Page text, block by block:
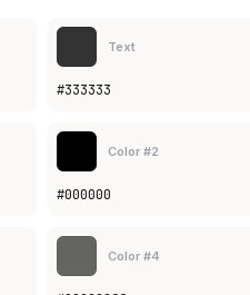
Text
#333333
Color #2
#000000
Color #4